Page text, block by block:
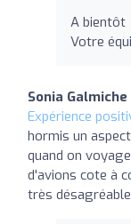
A bientôt
Votre
Sonia Galmiche
Expérience
hormis un
quand on
d'avions cote à
très